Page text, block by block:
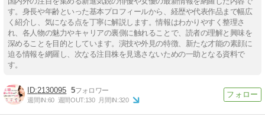
す。身長や年齢といった基本プロフィールから、経歴や代表作品まで幅広
く紹介し、気になる点を丁寧に解説します。情報はわかりやすく整理さ
れ、各人物の魅力やキャリアの裏側に触れることで、読者の理解と興味を
深めることを目的としています。演技や外見の特徴、新たな才能の素顔に
迫る情報を網羅し、次なる注目株を見逃さないための一助となる資料で
す。
2130095 5
週間IN:60 週間OUT:130 月間IN:320